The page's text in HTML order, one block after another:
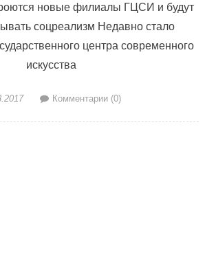
новые филиалы ГЦСИ и будут
соцреализм Недавно стало
центра современного
искусства
Комментарии (0)